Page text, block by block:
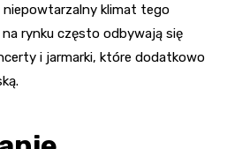
klimat tego
rynku często odbywają się
i jarmarki, które dodatkowo